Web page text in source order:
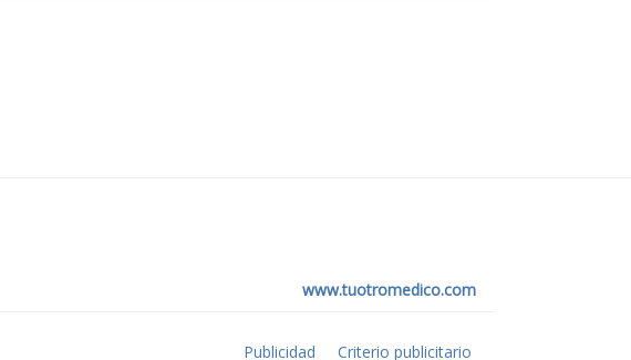
www.tuotromedico.com
Publicidad Criterio publicitario